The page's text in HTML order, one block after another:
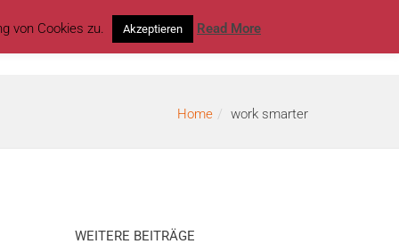
Über Martin Kontakt KOSTENLOSE Angebot
Home work smarter
WEITERE BEITRÄGE
von Cookies zu. Akzeptieren Read More